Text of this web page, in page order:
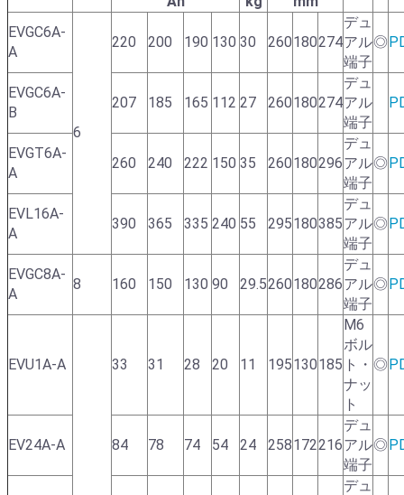
EVGC6A-
A
6
220 200 190 130 30 260180274
デュ
アル
端子
◎
EVGC6A-
B
207 185 165 112 27 260180274
デュ
アル
端子
EVGT6A-
A
260 240 222 150 35 260180296
デュ
アル
端子
◎
EVL16A-
A
390 365 335 240 55 295180385
デュ
アル
端子
◎
EVGC8A-
A
8 160 150 130 90 29.5260180286
デュ
アル
端子
◎
EVU1A-A 33 31 28 20 11 195130185
M6
ボル
ト・
ナッ
ト
◎
EV24A-A 84 78 74 54 24 258172216
デュ
アル
端子
◎
デュ